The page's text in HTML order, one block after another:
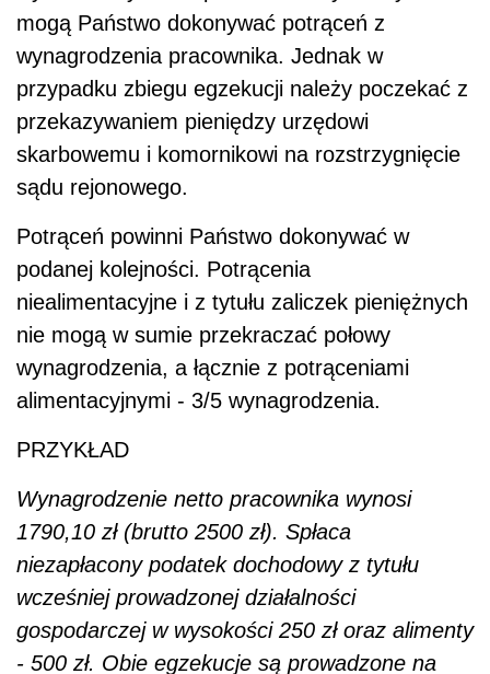
mogą Państwo dokonywać potrąceń z
wynagrodzenia pracownika. Jednak w
przypadku zbiegu egzekucji należy poczekać z
przekazywaniem pieniędzy urzędowi
skarbowemu i komornikowi na rozstrzygnięcie
sądu rejonowego.
Potrąceń powinni Państwo dokonywać w
podanej kolejności. Potrącenia
niealimentacyjne i z tytułu zaliczek pieniężnych
nie mogą w sumie przekraczać połowy
wynagrodzenia, a łącznie z potrąceniami
alimentacyjnymi - 3/5 wynagrodzenia.
PRZYKŁAD
Wynagrodzenie netto pracownika wynosi
1790,10 zł (brutto 2500 zł). Spłaca
niezapłacony podatek dochodowy z tytułu
wcześniej prowadzonej działalności
gospodarczej w wysokości 250 zł oraz alimenty
- 500 zł. Obie egzekucje są prowadzone na